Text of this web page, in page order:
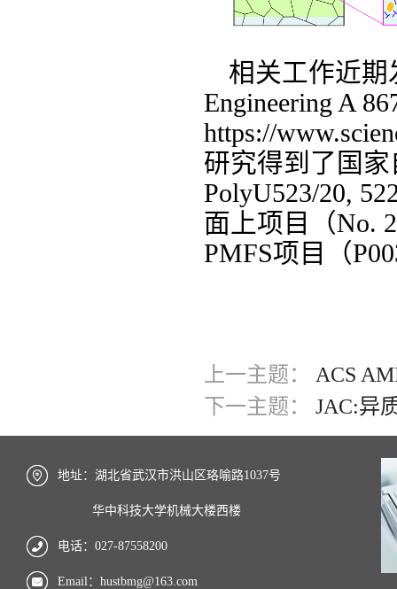
相关工作近期
Engineering A
https://
研究得到了国
PolyU523/20,
面上项目（No.
PMFS项目（
上一主题： ACS
下一主题： JAC:异
地址：湖北省武汉市洪山区珞喻路1037号
华中科技大学机械大楼西楼
电话：027-87558200
Email：hustbmg@163.com